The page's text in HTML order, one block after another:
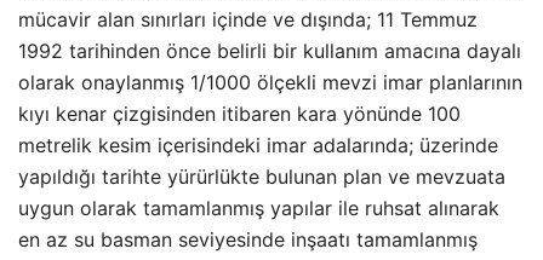
mücavir alan sınırları içinde ve dışında; 11 Temmuz
1992 tarihinden önce belirli bir kullanım amacına dayalı
olarak onaylanmış 1/1000 ölçekli mevzi imar planlarının
kıyı kenar çizgisinden itibaren kara yönünde 100
metrelik kesim içerisindeki imar adalarında; üzerinde
yapıldığı tarihte yürürlükte bulunan plan ve mevzuata
uygun olarak tamamlanmış yapılar ile ruhsat alınarak
en az su basman seviyesinde inşaatı tamamlanmış